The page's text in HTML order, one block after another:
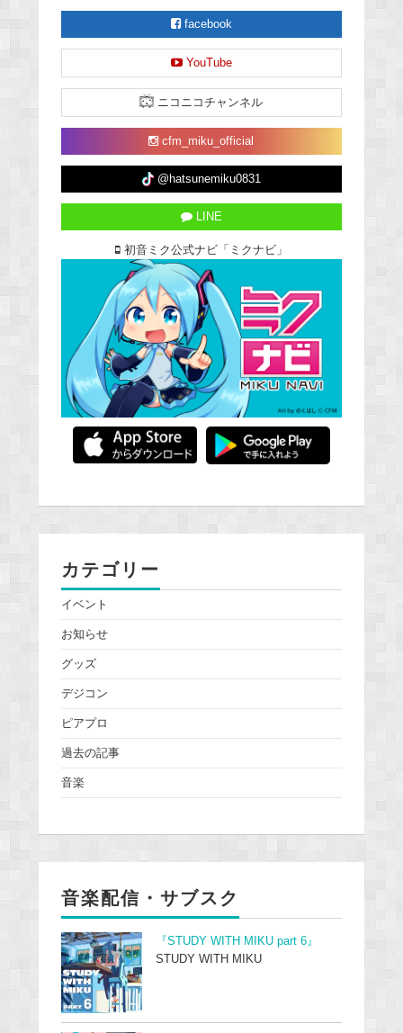
facebook
YouTube
ニコニコチャンネル
cfm_miku_official
@hatsunemiku0831
LINE
初音ミク公式ナビ「ミクナビ」
カテゴリー
イベント
お知らせ
グッズ
デジコン
ピアプロ
過去の記事
音楽
音楽配信・サブスク
『STUDY WITH MIKU part 6』
STUDY WITH MIKU